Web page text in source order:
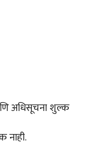
अधिसूचना शुल्क
नाही.